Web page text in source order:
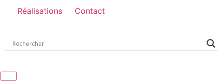
Réalisations Contact